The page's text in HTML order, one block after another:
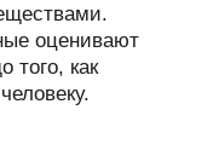
оценивают
того, как